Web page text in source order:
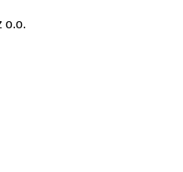
o.o.